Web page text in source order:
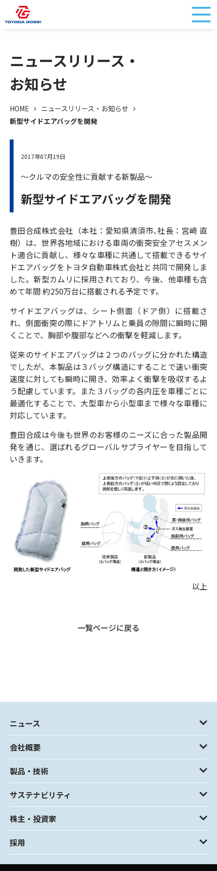
ニュースリリース・
お知らせ
HOME
ニュースリリース・お知らせ
新型サイドエアバッグを開発
2017年07月19日
～クルマの安全性に貢献する新製品～
新型サイドエアバッグを開発
豊田合成株式会社（本社：愛知県清須市､社長：宮﨑 直
樹）は、世界各地域における車両の衝突安全アセスメン
ト適合に貢献し、様々な車種に共通して搭載できるサイ
ドエアバッグをトヨタ自動車株式会社と共同で開発しま
した。新型カムリに採用されており、今後、他車種も含
めて年間 約250万台に搭載される予定です。
サイドエアバッグは、シート側面（ドア側）に搭載さ
れ、側面衝突の際にドアトリムと乗員の隙間に瞬時に開
くことで、胸部や腹部などへの衝撃を軽減します。
従来のサイドエアバッグは２つのバッグに分かれた構造
でしたが、本製品は３バッグ構造にすることで速い衝突
速度に対しても瞬時に開き、効率よく衝撃を吸収するよ
う配慮しています。また３バッグの各内圧を車種ごとに
最適化することで、大型車から小型車まで様々な車種に
対応しています。
豊田合成は今後も世界のお客様のニーズに合った製品開
発を通じ、選ばれるグローバルサプライヤーを目指して
いきます。
以上
一覧ページに戻る
ニュース
会社概要
製品・技術
サステナビリティ
株主・投資家
採用